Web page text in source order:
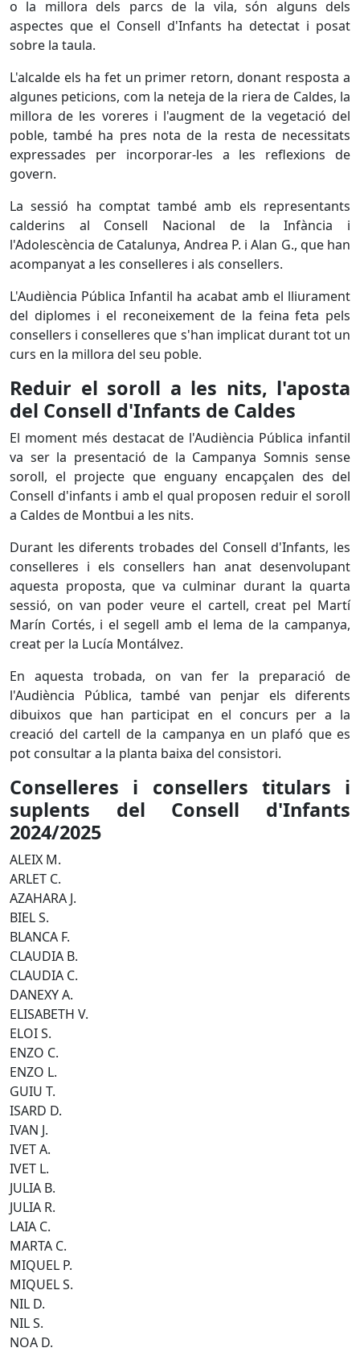
o la millora dels parcs de la vila, són alguns dels
aspectes que el Consell d'Infants ha detectat i posat
sobre la taula.
L'alcalde els ha fet un primer retorn, donant resposta a
algunes peticions, com la neteja de la riera de Caldes, la
millora de les voreres i l'augment de la vegetació del
poble, també ha pres nota de la resta de necessitats
expressades per incorporar-les a les reflexions de
govern.
La sessió ha comptat també amb els representants
calderins al Consell Nacional de la Infància i
l'Adolescència de Catalunya, Andrea P. i Alan G., que han
acompanyat a les conselleres i als consellers.
L'Audiència Pública Infantil ha acabat amb el lliurament
del diplomes i el reconeixement de la feina feta pels
consellers i conselleres que s'han implicat durant tot un
curs en la millora del seu poble.
Reduir el soroll a les nits, l'aposta
del Consell d'Infants de Caldes
El moment més destacat de l'Audiència Pública infantil
va ser la presentació de la Campanya Somnis sense
soroll, el projecte que enguany encapçalen des del
Consell d'infants i amb el qual proposen reduir el soroll
a Caldes de Montbui a les nits.
Durant les diferents trobades del Consell d'Infants, les
conselleres i els consellers han anat desenvolupant
aquesta proposta, que va culminar durant la quarta
sessió, on van poder veure el cartell, creat pel Martí
Marín Cortés, i el segell amb el lema de la campanya,
creat per la Lucía Montálvez.
En aquesta trobada, on van fer la preparació de
l'Audiència Pública, també van penjar els diferents
dibuixos que han participat en el concurs per a la
creació del cartell de la campanya en un plafó que es
pot consultar a la planta baixa del consistori.
Conselleres i consellers titulars i
suplents del Consell d'Infants
2024/2025
ALEIX M.
ARLET C.
AZAHARA J.
BIEL S.
BLANCA F.
CLAUDIA B.
CLAUDIA C.
DANEXY A.
ELISABETH V.
ELOI S.
ENZO C.
ENZO L.
GUIU T.
ISARD D.
IVAN J.
IVET A.
IVET L.
JULIA B.
JULIA R.
LAIA C.
MARTA C.
MIQUEL P.
MIQUEL S.
NIL D.
NIL S.
NOA D.